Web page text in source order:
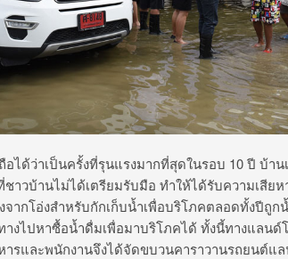
ได้ว่าเป็นครั้งที่รุนแรงมากที่สุดในรอบ 10 ปี บ้า
ชาวบ้านไม่ได้เตรียมรับมือ ทำให้ได้รับความเสี
จากโอ่งสำหรับกักเก็บน้ำเพื่อบริโภคตลอดทั้งปีถู
งไปหาซื้อน้ำดื่มเพื่อมาบริโภคได้ ทั้งนี้ทางแลนด์โ
รและพนักงานจึงได้จัดขบวนคาราวานรถยนต์แล